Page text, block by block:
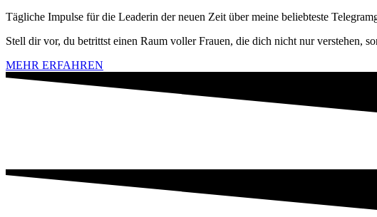
Tägliche Impulse für die Leaderin der neuen Zeit über meine beliebteste
Stell dir vor, du betrittst einen Raum voller Frauen, die dich nicht nur verstehen,
MEHR ERFAHREN